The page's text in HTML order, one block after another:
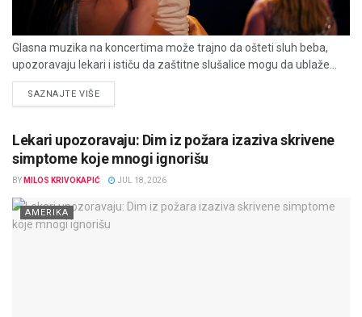
Glasna muzika na koncertima može trajno da ošteti sluh beba,
upozoravaju lekari i ističu da zaštitne slušalice mogu da ublaže...
SAZNAJTE VIŠEDETAILS
Lekari upozoravaju: Dim iz požara izaziva skrivene
simptome koje mnogi ignorišu
BY MILOS KRIVOKAPIĆ JUL 18, 2026
AMERIKA